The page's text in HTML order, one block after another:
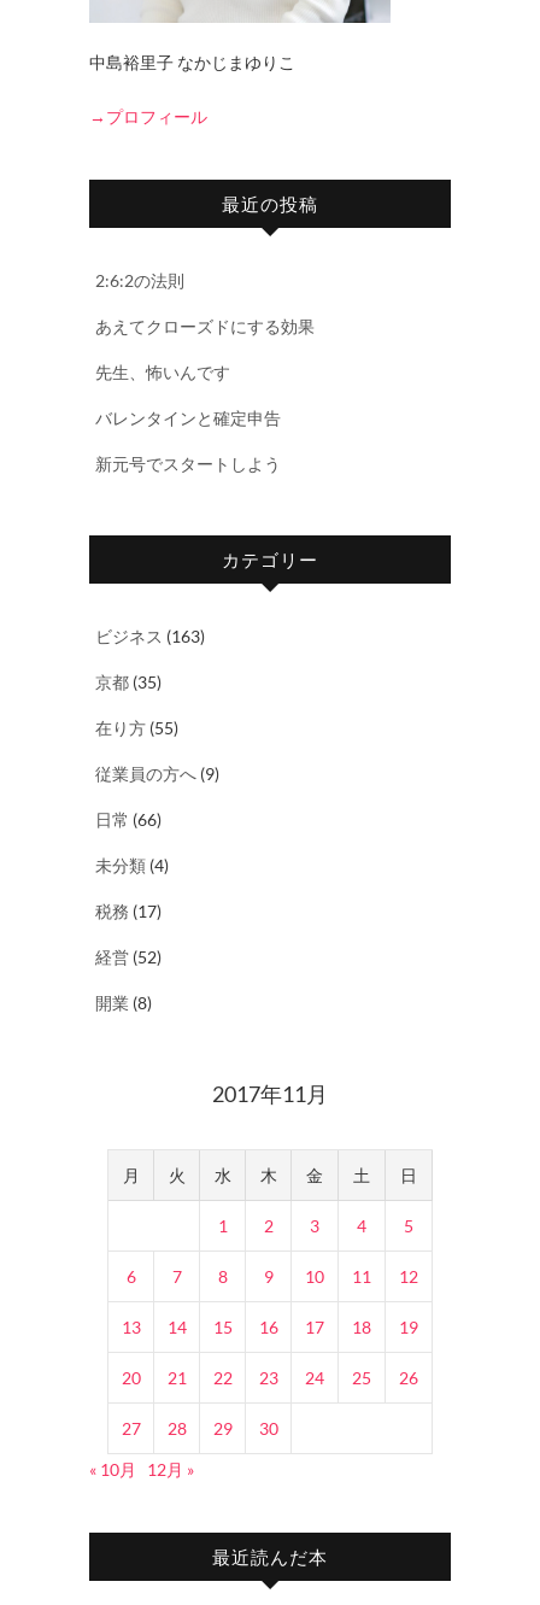
中島裕里子 なかじまゆりこ
→プロフィール
最近の投稿
2:6:2の法則
あえてクローズドにする効果
先生、怖いんです
バレンタインと確定申告
新元号でスタートしよう
カテゴリー
ビジネス (163)
京都 (35)
在り方 (55)
従業員の方へ (9)
日常 (66)
未分類 (4)
税務 (17)
経営 (52)
開業 (8)
2017年11月
月 火 水 木 金 土 日
1 2 3 4 5
6 7 8 9 10 11 12
13 14 15 16 17 18 19
20 21 22 23 24 25 26
27 28 29
30
« 10月
12月 »
最近読んだ本